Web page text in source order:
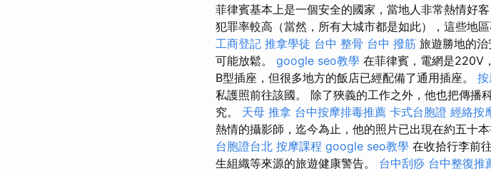
菲律賓基本上是一個安全的國家，當地人非常熱情好客
犯罪率較高（當然，所有大城市都是如此），這些地
工商登記 推拿學徒 台中 整骨 台中 撥筋 旅遊勝地的
可能放鬆。 google seo教學 在菲律賓，電網是220V
B型插座，但很多地方的飯店已經配備了通用插座。
私護照前往該國。 除了狹義的工作之外，他也把傳播
究。 天母 推拿 台中按摩排毒推薦 卡式台胞證 經絡按
熱情的攝影師，迄今為止，他的照片已出現在約五十
台胞證台北 按摩課程 google seo教學 在收拾行李前
生組織等來源的旅遊健康警告。 台中刮痧 台中整復推